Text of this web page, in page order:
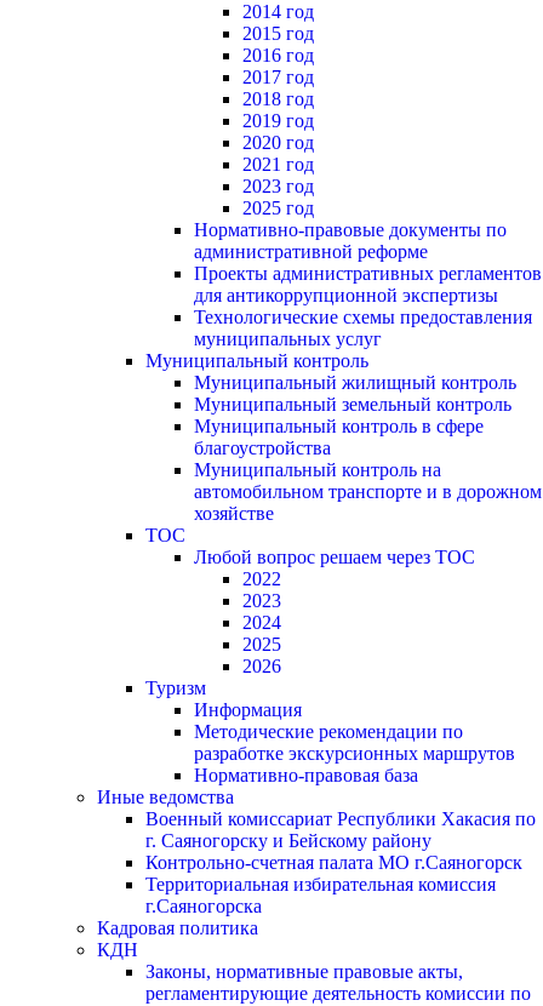
2014 год
2015 год
2016 год
2017 год
2018 год
2019 год
2020 год
2021 год
2023 год
2025 год
Нормативно-правовые документы по
административной реформе
Проекты административных регламентов
для антикоррупционной экспертизы
Технологические схемы предоставления
муниципальных услуг
Муниципальный контроль
Муниципальный жилищный контроль
Муниципальный земельный контроль
Муниципальный контроль в сфере
благоустройства
Муниципальный контроль на
автомобильном транспорте и в дорожном
хозяйстве
ТОС
Любой вопрос решаем через ТОС
2022
2023
2024
2025
2026
Туризм
Информация
Методические рекомендации по
разработке экскурсионных маршрутов
Нормативно-правовая база
Иные ведомства
Военный комиссариат Республики Хакасия по
г. Саяногорску и Бейскому району
Контрольно-счетная палата МО г.Саяногорск
Территориальная избирательная комиссия
г.Саяногорска
Кадровая политика
КДН
Законы, нормативные правовые акты,
регламентирующие деятельность комиссии по